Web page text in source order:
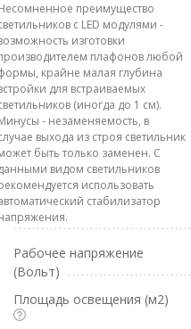
преимущество
с LED модулями -
изготовки
плафонов любой
крайне малая глубина
для встраиваемых
(иногда до 1 см).
- незаменяемость, в
выхода из строя светильник
быть только заменен. С
видом светильников
использовать
стабилизатор
Рабочее напряжение
(Вольт)
Площадь освещения (м2)